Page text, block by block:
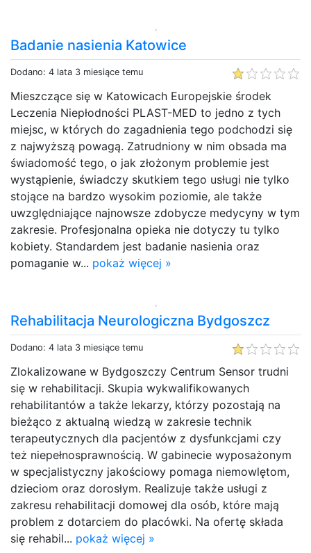
Badanie nasienia Katowice
Dodano: 4 lata 3 miesiące temu
Mieszczące się w Katowicach Europejskie środek
Leczenia Niepłodności PLAST-MED to jedno z tych
miejsc, w których do zagadnienia tego podchodzi się
z najwyższą powagą. Zatrudniony w nim obsada ma
świadomość tego, o jak złożonym problemie jest
wystąpienie, świadczy skutkiem tego usługi nie tylko
stojące na bardzo wysokim poziomie, ale także
uwzględniające najnowsze zdobycze medycyny w tym
zakresie. Profesjonalna opieka nie dotyczy tu tylko
kobiety. Standardem jest badanie nasienia oraz
pomaganie w... pokaż więcej »
Rehabilitacja Neurologiczna Bydgoszcz
Dodano: 4 lata 3 miesiące temu
Zlokalizowane w Bydgoszczy Centrum Sensor trudni
się w rehabilitacji. Skupia wykwalifikowanych
rehabilitantów a także lekarzy, którzy pozostają na
bieżąco z aktualną wiedzą w zakresie technik
terapeutycznych dla pacjentów z dysfunkcjami czy
też niepełnosprawnością. W gabinecie wyposażonym
w specjalistyczny jakościowy pomaga niemowlętom,
dzieciom oraz dorosłym. Realizuje także usługi z
zakresu rehabilitacji domowej dla osób, które mają
problem z dotarciem do placówki. Na ofertę składa
się rehabil... pokaż więcej »